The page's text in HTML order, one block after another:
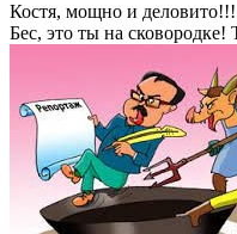
Костя, мощно и
Бес, это ты на сковородке!